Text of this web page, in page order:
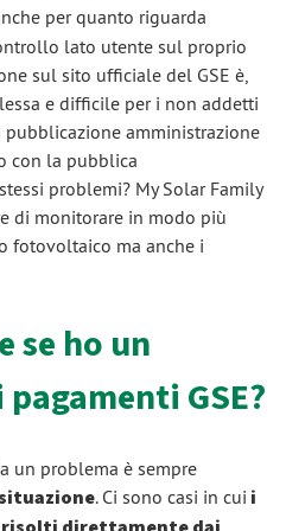
per quanto riguarda
lato utente sul proprio
sul sito ufficiale del GSE è,
e difficile per i non addetti
amministrazione
con la pubblica
problemi? My Solar Family
di monitorare in modo più
fotovoltaico ma anche i
se ho un
GSE?
un problema è sempre
. Ci sono casi in cui i